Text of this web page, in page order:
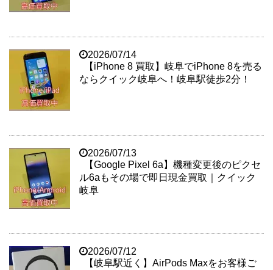
2026/07/14
【iPhone 8 買取】岐阜でiPhone 8を売る
ならクイック岐阜へ！岐阜駅徒歩2分！
2026/07/13
【Google Pixel 6a】機種変更後のピクセ
ル6aもその場で即日現金買取｜クイック
岐阜
2026/07/12
【岐阜駅近く】AirPods Maxをお客様ご